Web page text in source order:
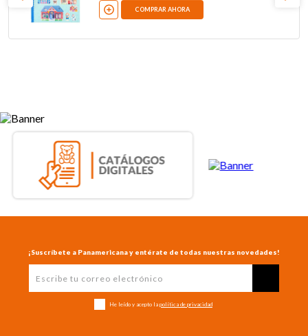
COMPRAR AHORA
¡Suscríbete a Panamericana y entérate de todas nuestras novedades!
He leído y acepto la política de privacidad